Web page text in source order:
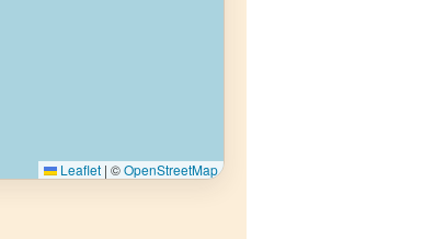
Leaflet | ©OpenStreetMap